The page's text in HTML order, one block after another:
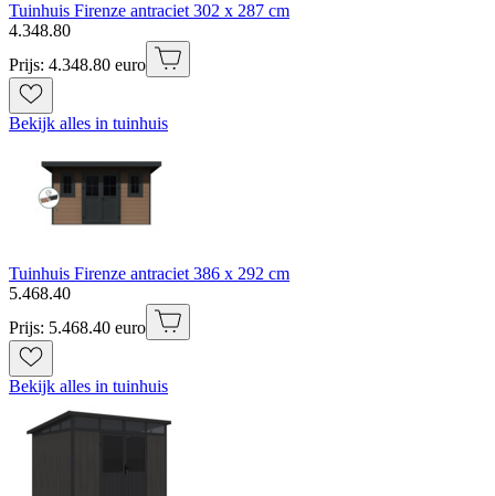
Tuinhuis Firenze antraciet 302 x 287 cm
4.348.80
Prijs: 4.348.80 euro
Bekijk alles in tuinhuis
Tuinhuis Firenze antraciet 386 x 292 cm
5.468.40
Prijs: 5.468.40 euro
Bekijk alles in tuinhuis